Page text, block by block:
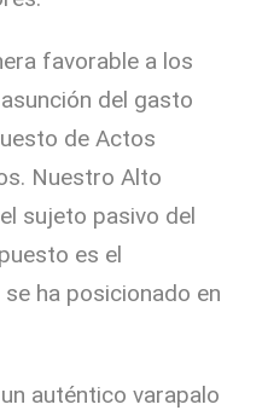
favorable a los
del gasto
de Actos
Nuestro Alto
sujeto pasivo del
es el
ha posicionado en
auténtico varapalo